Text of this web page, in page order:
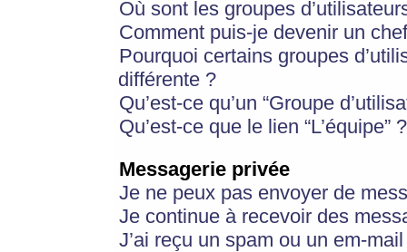
Où sont les groupes
Comment puis-je devenir un
Pourquoi certains groupes
différente ?
Qu’est-ce qu’un “Groupe
Qu’est-ce que le lien “L’équipe” ?
Messagerie privée
Je ne peux pas envoyer de
Je continue à recevoir des
J’ai reçu un spam ou un em-